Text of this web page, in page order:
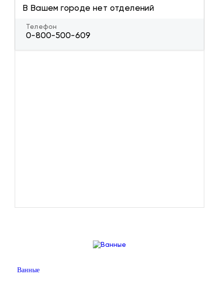
В Вашем городе нет отделений
Телефон
0-800-500-609
Ванные